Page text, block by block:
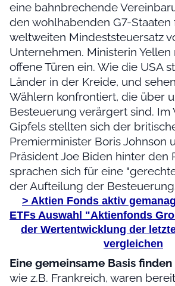
eine bahnbrechende
den wohlhabenden G7-Staaten
weltweiten Mindeststeuersatz
Unternehmen. Ministerin
offene Türen ein. Wie die USA
Länder in der Kreide, und
Wählern konfrontiert, die über
Besteuerung verärgert sind. Im
Gipfels stellten sich der
Premierminister Boris Johnson
Präsident Joe Biden hinter den
sprachen sich für eine
der Aufteilung der
> Aktien Fonds aktiv
ETFs Auswahl "Aktienfonds
der Wertentwicklung der
vergleichen
Eine gemeinsame Basis finden
wie z.B. Frankreich, waren